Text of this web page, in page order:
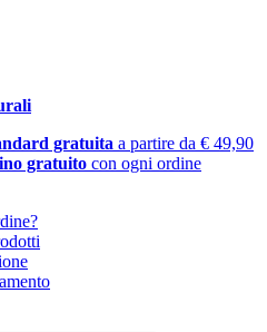
gratuita a partire da € 49,90
gratuito con ogni ordine